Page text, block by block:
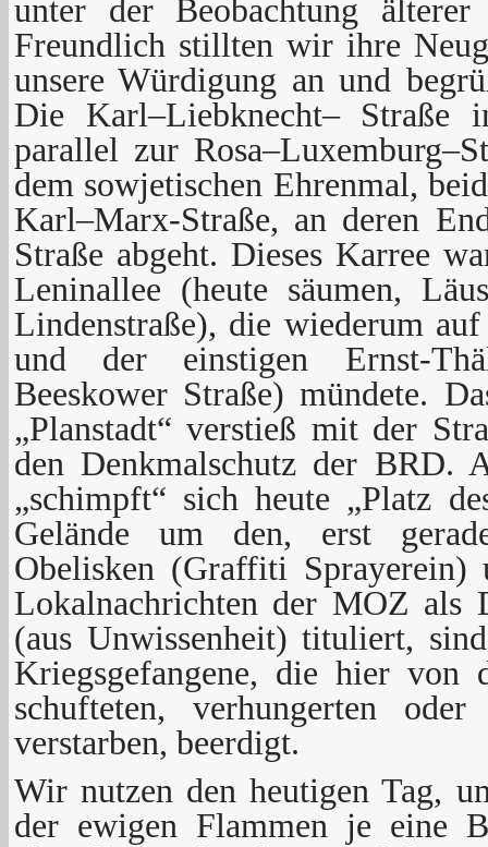
unter der Beobachtung älterer
Freundlich stillten wir ihre
unsere Würdigung an und
Die Karl–Liebknecht– Straße
parallel zur
dem sowjetischen Ehrenmal,
Karl–Marx-Straße, an deren
Straße abgeht. Dieses Karree
Leninallee (heute säumen,
Lindenstraße), die wiederum
und der einstigen Ernst-
Beeskower Straße) mündete.
„Planstadt“ verstieß mit der
den Denkmalschutz der BRD.
„schimpft“ sich heute „Platz
Gelände um den, erst
Obelisken (Graffiti
Lokalnachrichten der MOZ als
(aus Unwissenheit) tituliert,
Kriegsgefangene, die hier von
schufteten, verhungerten oder
verstarben, beerdigt.
Wir nutzen den heutigen Tag,
der ewigen Flammen je eine